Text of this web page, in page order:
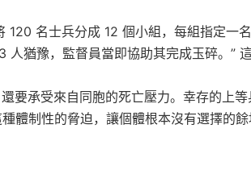
120 名士兵分成 12 個小組，每組指定一
猶豫，監督員當即協助其完成玉碎。”
要承受來自同胞的死亡壓力。幸存的上等
體制性的脅迫，讓個體根本沒有選擇的餘